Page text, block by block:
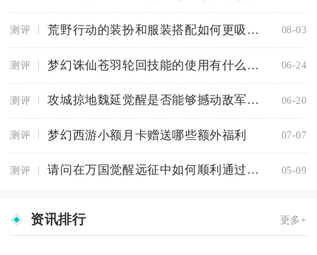
测评 荒野行动的装扮和服装搭配如何更吸引眼球 08-03
测评 梦幻诛仙苍羽轮回技能的使用有什么注意事项 06-24
测评 攻城掠地魏延觉醒是否能够撼动敌军阵营 06-20
测评 梦幻西游小额月卡赠送哪些额外福利 07-07
测评 请问在万国觉醒远征中如何顺利通过50关 05-09
资讯排行 更多+